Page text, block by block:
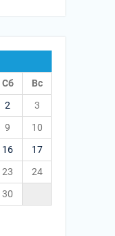
Сб
Вс
2
3
9
10
16
17
23
24
30